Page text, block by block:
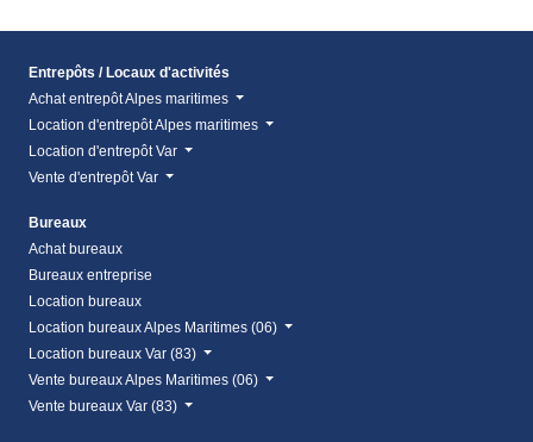
Entrepôts / Locaux d'activités
Achat entrepôt Alpes maritimes
Location d'entrepôt Alpes maritimes
Location d'entrepôt Var
Vente d'entrepôt Var
Bureaux
Achat bureaux
Bureaux entreprise
Location bureaux
Location bureaux Alpes Maritimes (06)
Location bureaux Var (83)
Vente bureaux Alpes Maritimes (06)
Vente bureaux Var (83)